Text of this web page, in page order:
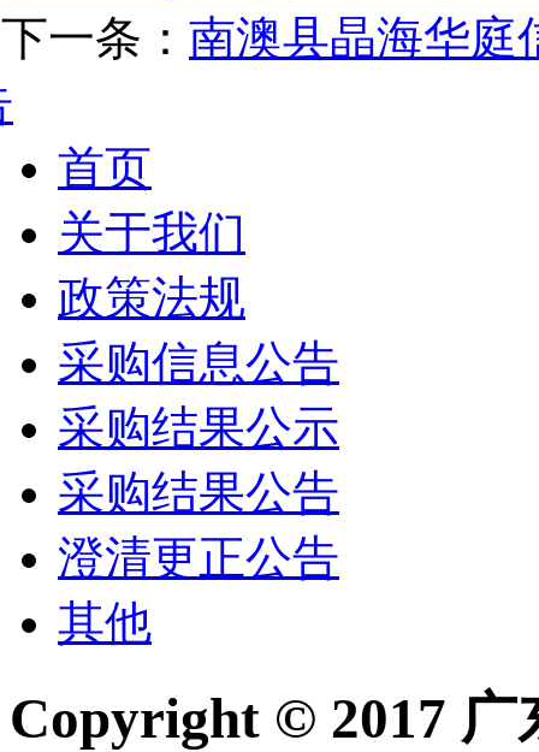
下一条： 南澳县晶海华庭
首页
关于我们
政策法规
采购信息公告
采购结果公示
采购结果公告
澄清更正公告
其他
Copyright © 2017